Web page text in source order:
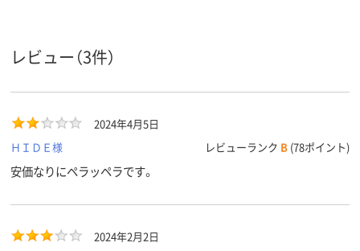
レビュー（3件）
2024年4月5日
ＨＩＤＥ様
レビューランク B (78ポイント)
安価なりにペラッペラです。
2024年2月2日